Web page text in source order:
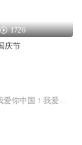
1726
庆节